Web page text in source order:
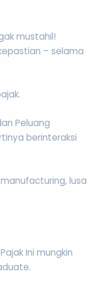
mustahil!
– selama
Peluang
berinteraksi
lusa
Ini mungkin